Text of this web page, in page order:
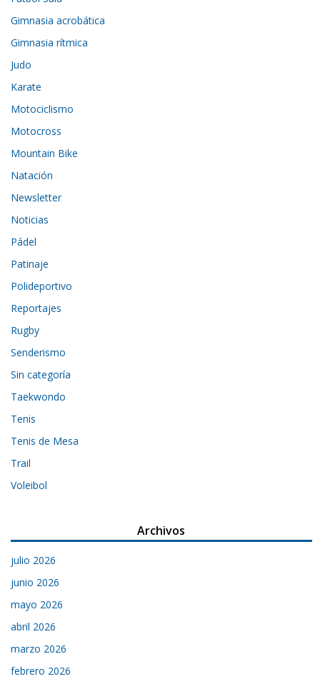
Gimnasia acrobática
Gimnasia rítmica
Judo
Karate
Motociclismo
Motocross
Mountain Bike
Natación
Newsletter
Noticias
Pádel
Patinaje
Polideportivo
Reportajes
Rugby
Senderismo
Sin categoría
Taekwondo
Tenis
Tenis de Mesa
Trail
Voleibol
Archivos
julio 2026
junio 2026
mayo 2026
abril 2026
marzo 2026
febrero 2026